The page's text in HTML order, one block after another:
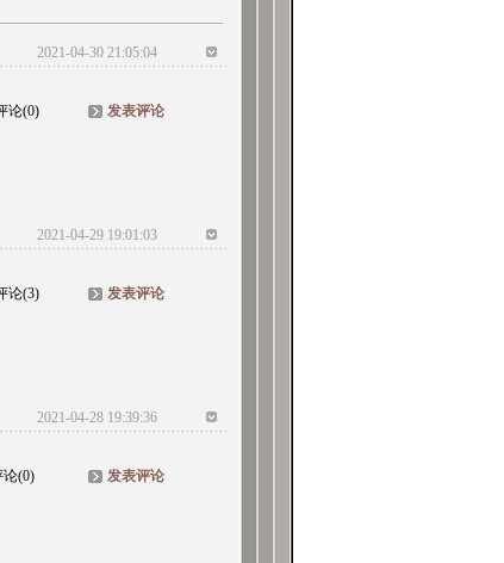
2021-04-30 21:05:04
论(0) 发表评论
2021-04-29 19:01:03
论(3) 发表评论
2021-04-28 19:39:36
论(0) 发表评论